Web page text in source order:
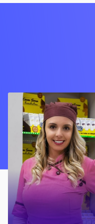
Cacau Serra
Urubici / SC
A empreendedora
seguir seu sonho de ter
negócio próprio,
mercado de chocolates
virou atrativo turístico
Santa Catarina.